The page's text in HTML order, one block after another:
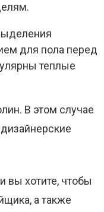
для пола перед
теплые
В этом случае
вы хотите, чтобы
а также